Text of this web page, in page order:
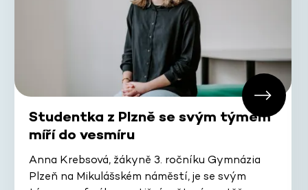
Studentka z Plzně se svým týmem
míří do vesmíru
Anna Krebsová, žákyně 3. ročníku Gymnázia
Plzeň na Mikulášském náměstí, je se svým